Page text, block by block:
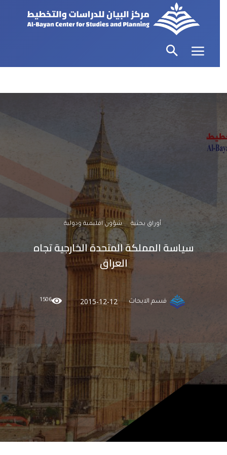
أوراق بحثية شؤون اقليمية ودولية
سياسة المملكة المتحدة الخارجية تجاه
العراق
قسم الابحاث 2015-12-12
1506